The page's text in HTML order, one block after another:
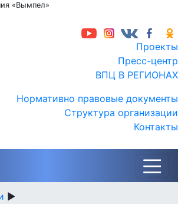
«Вымпел»
Проекты
Пресс-центр
ВПЦ В РЕГИОНАХ
Нормативно правовые документы
Структура организации
Контакты
►